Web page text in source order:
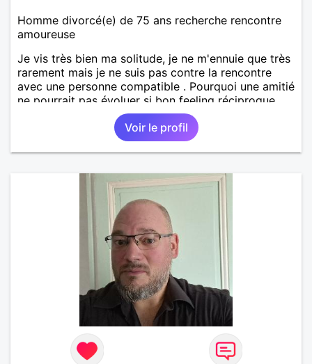
Homme divorcé(e) de 75 ans recherche rencontre
amoureuse
Je vis très bien ma solitude, je ne m'ennuie que très
rarement mais je ne suis pas contre la rencontre
avec une personne compatible . Pourquoi une amitié
ne pourrait pas évoluer si bon feeling réciproque...
Je recherche de la proximité car je ne souhaite pas
vivre sous le même toit.Voir le profil